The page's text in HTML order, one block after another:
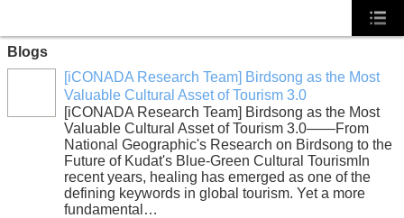
Blogs
[iCONADA Research Team] Birdsong as the Most
Valuable Cultural Asset of Tourism 3.0
[iCONADA Research Team] Birdsong as the Most
Valuable Cultural Asset of Tourism 3.0——From
National Geographic's Research on Birdsong to the
Future of Kudat's Blue-Green Cultural TourismIn
recent years, healing has emerged as one of the
defining keywords in global tourism. Yet a more
fundamental…